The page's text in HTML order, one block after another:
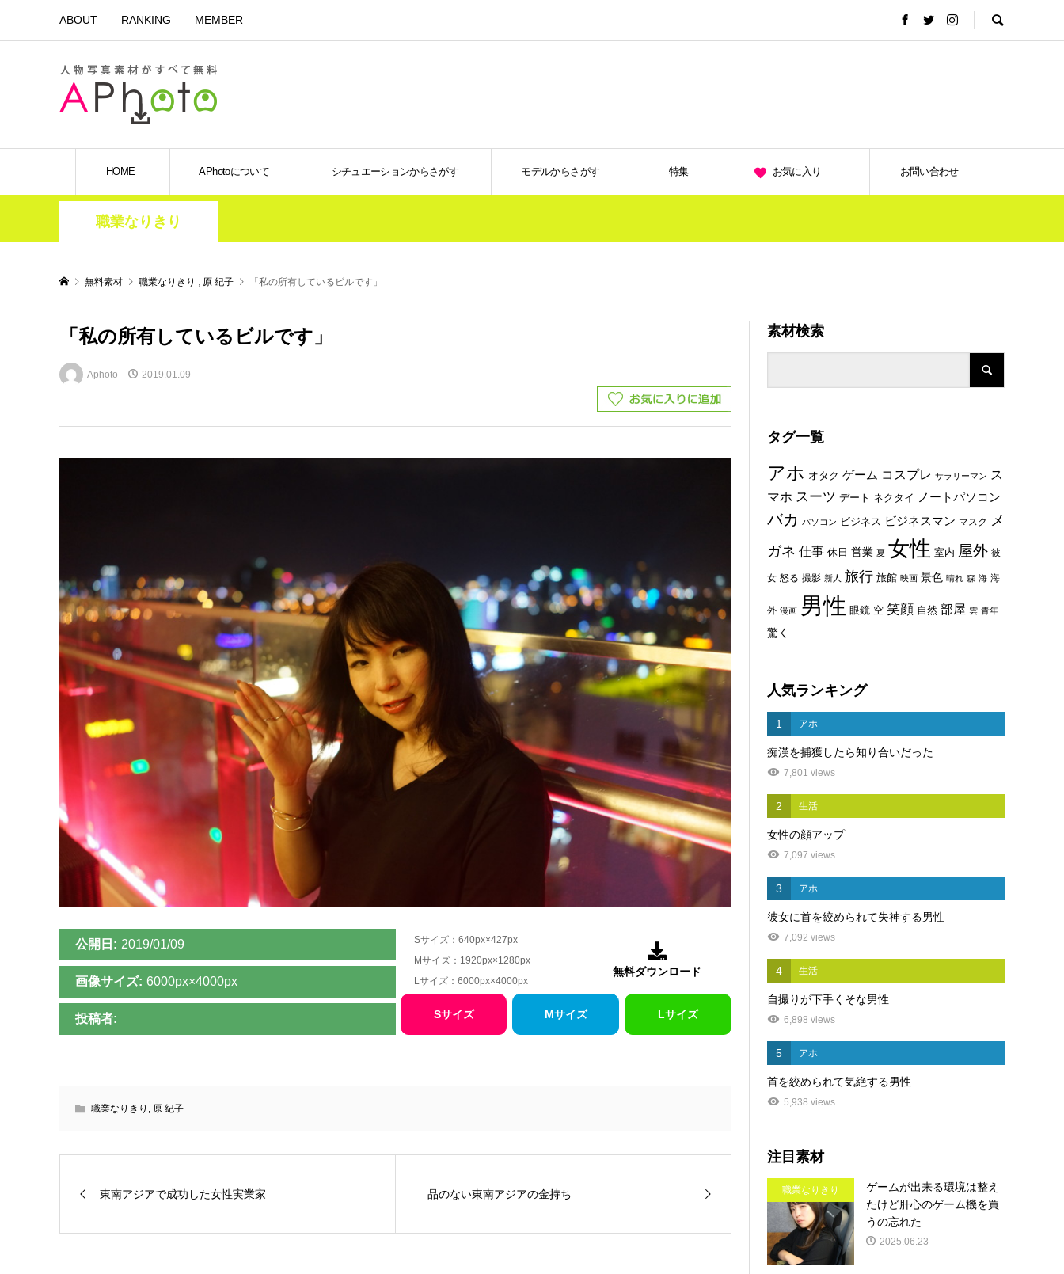
ABOUT RANKING MEMBER
HOME APhotoについて シチュエーションからさがす モデルからさがす 特集 お気に入り お問い合わせ
職業なりきり
無料素材 職業なりきり , 原 紀子 「私の所有しているビルです」
「私の所有しているビルです」
Aphoto 2019.01.09
公開日: 2019/01/09
画像サイズ: 6000px×4000px
投稿者:
Sサイズ：640px×427px
Mサイズ：1920px×1280px
Lサイズ：6000px×4000px

無料ダウンロード
Sサイズ Mサイズ Lサイズ
職業なりきり 原 紀子
東南アジアで成功した女性実業家 品のない東南アジアの金持ち
素材検索
タグ一覧
アホ オタク ゲーム コスプレ サラリーマン ス
マホ スーツ デート ネクタイ ノートパソコン
バカ パソコン ビジネス ビジネスマン マスク メ
ガネ 仕事 休日 営業 夏 女性 室内 屋外 彼
女 怒る 撮影 新人 旅行 旅館 映画 景色 晴れ 森 海 海
外 漫画 男性 眼鏡 空 笑顔 自然 部屋 雲 青年
驚く
人気ランキング
1 アホ
痴漢を捕獲したら知り合いだった
7,801 views
2 生活
女性の顔アップ
7,097 views
3 アホ
彼女に首を絞められて失神する男性
7,092 views
4 生活
自撮りが下手くそな男性
6,898 views
5 アホ
首を絞められて気絶する男性
5,938 views
注目素材
職業なりきり
ゲームが出来る環境は整え
たけど肝心のゲーム機を買
うの忘れた
2025.06.23